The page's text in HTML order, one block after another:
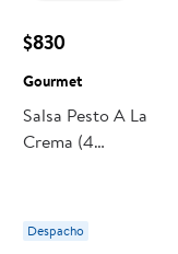
$830
Gourmet
Salsa Pesto A La
Crema (4
Despacho